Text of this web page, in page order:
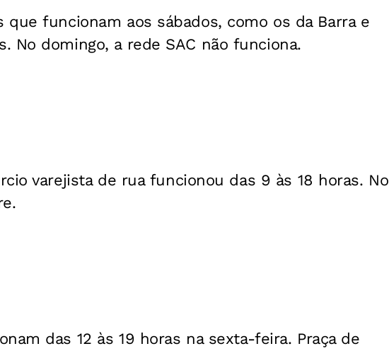
funcionam aos sábados, como os da Barra e
No domingo, a rede SAC não funciona.
varejista de rua funcionou das 9 às 18 horas. No
das 12 às 19 horas na sexta-feira. Praça de